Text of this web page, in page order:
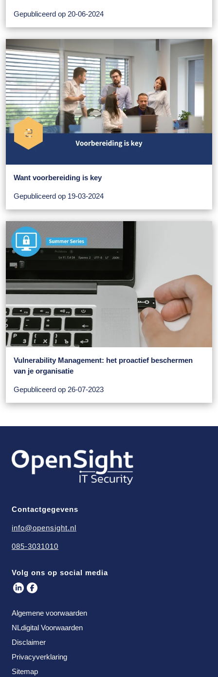
Gepubliceerd op 20-06-2024
Want voorbereiding is key
Gepubliceerd op 19-03-2024
Vulnerability Management: het proactief beschermen
van je organisatie
Gepubliceerd op 26-07-2023
Contactgegevens
info@opensight.nl
085-3031010
Volg ons op social media
Algemene voorwaarden
NLdigital Voorwaarden
Disclaimer
Privacyverklaring
Sitemap